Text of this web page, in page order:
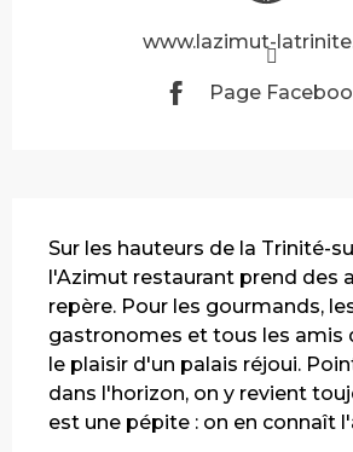
www.lazimut-
Page
Sur les hauteurs de la Trinité-
l'Azimut restaurant prend des
repère. Pour les gourmands,
gastronomes et tous les amis
le plaisir d'un palais réjoui.
dans l'horizon, on y revient
est une pépite : on en connaît